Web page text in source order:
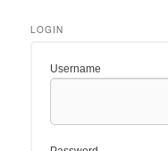
LOGIN
Username